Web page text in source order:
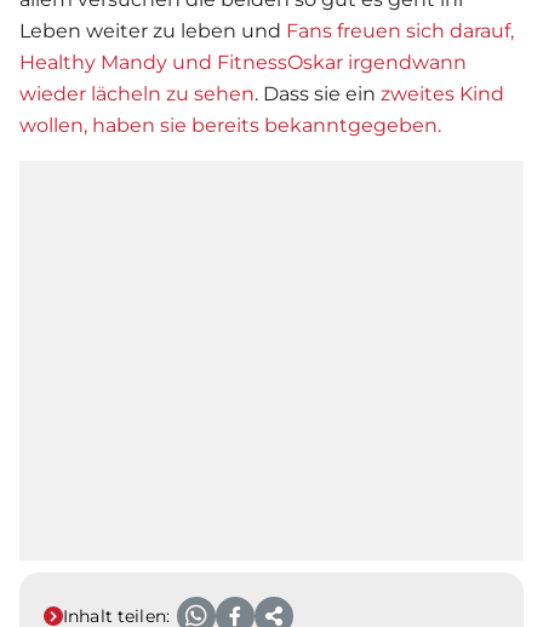
Leben weiter zu leben und Fans freuen sich darauf,
Healthy Mandy und FitnessOskar irgendwann
wieder lächeln zu sehen. Dass sie ein zweites Kind
wollen, haben sie bereits bekanntgegeben.
Inhalt teilen: